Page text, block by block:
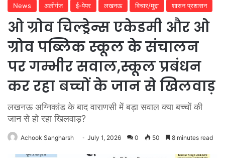
News अलीगंज ई-पेपर लखनऊ विचार/मुद्दा शासन प्रशासन
ओ ग्रोव चिल्ड्रेन्स एकेडमी और ओ
ग्रोव पब्लिक स्कूल के संचालन
पर गम्भीर सवाल,स्कूल प्रबंधन
कर रहा बच्चों के जान से खिलवाड़
लखनऊ अग्निकांड के बाद वाराणसी में बड़ा सवाल क्या बच्चों की
जान से हो रहा खिलवाड़?
Achook Sangharsh July 1, 2026 0 50 8 minutes read